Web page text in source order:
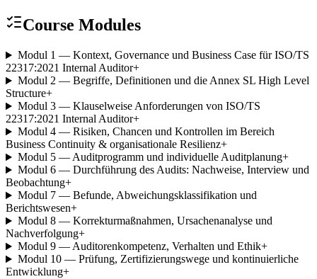
Course Modules
Modul 1 — Kontext, Governance und Business Case für ISO/TS
22317:2021 Internal Auditor+
Modul 2 — Begriffe, Definitionen und die Annex SL High Level
Structure+
Modul 3 — Klauselweise Anforderungen von ISO/TS
22317:2021 Internal Auditor+
Modul 4 — Risiken, Chancen und Kontrollen im Bereich
Business Continuity & organisationale Resilienz+
Modul 5 — Auditprogramm und individuelle Auditplanung+
Modul 6 — Durchführung des Audits: Nachweise, Interview und
Beobachtung+
Modul 7 — Befunde, Abweichungsklassifikation und
Berichtswesen+
Modul 8 — Korrekturmaßnahmen, Ursachenanalyse und
Nachverfolgung+
Modul 9 — Auditorenkompetenz, Verhalten und Ethik+
Modul 10 — Prüfung, Zertifizierungswege und kontinuierliche
Entwicklung+